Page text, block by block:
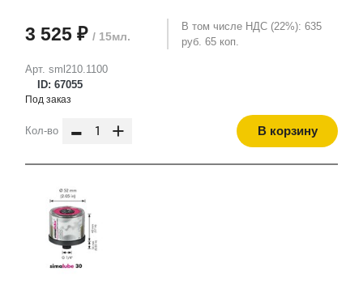
Арт. sml210.1100
ID: 67055
3 525 ₽ / 15мл.
В том числе НДС (22%): 635
руб. 65 коп.
Под заказ
Кол-во - + В корзину